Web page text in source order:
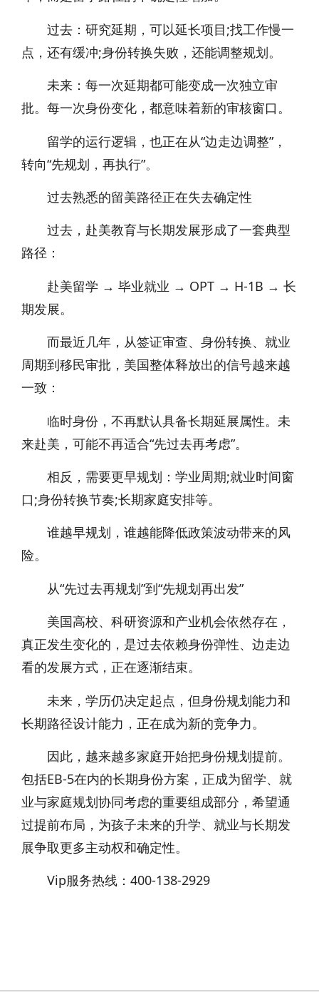
过去：研究延期，可以延长项目;找工作慢一
点，还有缓冲;身份转换失败，还能调整规划。
未来：每一次延期都可能变成一次独立审
批。每一次身份变化，都意味着新的审核窗口。
留学的运行逻辑，也正在从“边走边调整”，
转向“先规划，再执行”。
过去熟悉的留美路径正在失去确定性
过去，赴美教育与长期发展形成了一套典型
路径：
赴美留学 → 毕业就业 → OPT → H-1B → 长
期发展。
而最近几年，从签证审查、身份转换、就业
周期到移民审批，美国整体释放出的信号越来越
一致：
临时身份，不再默认具备长期延展属性。未
来赴美，可能不再适合“先过去再考虑”。
相反，需要更早规划：学业周期;就业时间窗
口;身份转换节奏;长期家庭安排等。
谁越早规划，谁越能降低政策波动带来的风
险。
从“先过去再规划”到“先规划再出发”
美国高校、科研资源和产业机会依然存在，
真正发生变化的，是过去依赖身份弹性、边走边
看的发展方式，正在逐渐结束。
未来，学历仍决定起点，但身份规划能力和
长期路径设计能力，正在成为新的竞争力。
因此，越来越多家庭开始把身份规划提前。
包括EB-5在内的长期身份方案，正成为留学、就
业与家庭规划协同考虑的重要组成部分，希望通
过提前布局，为孩子未来的升学、就业与长期发
展争取更多主动权和确定性。
Vip服务热线：400-138-2929